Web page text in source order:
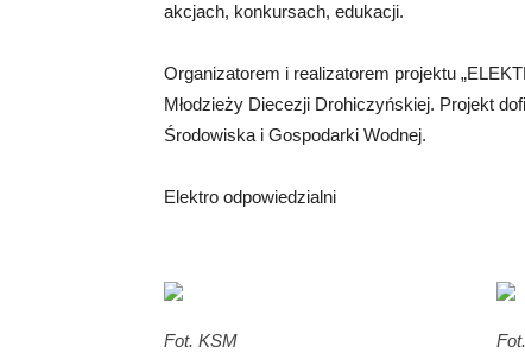
akcjach, konkursach, edukacji.
Organizatorem i realizatorem projektu
Młodzieży Diecezji Drohiczyńskiej. Projekt
Środowiska i Gospodarki Wodnej.
Elektro odpowiedzialni
Fot. KSM